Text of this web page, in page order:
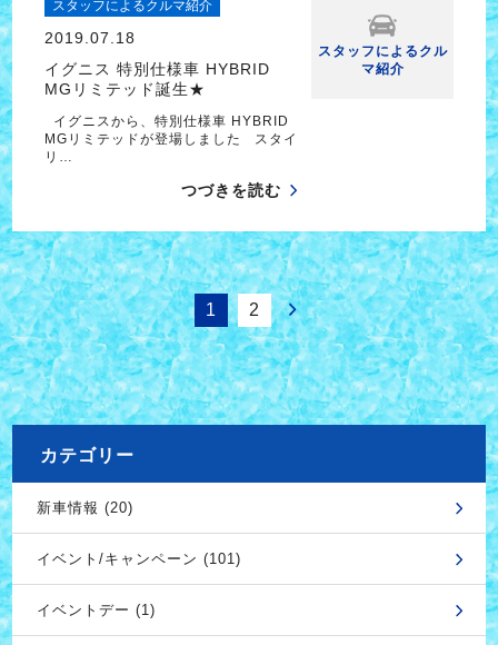
スタッフによるクルマ紹介
2019.07.18
イグニス 特別仕様車 HYBRID
MGリミテッド誕生★
イグニスから、特別仕様車 HYBRID
MGリミテッドが登場しました スタイ
リ…
つづきを読む
スタッフによるクル
マ紹介
1 2
カテゴリー
新車情報 (20)
イベント/キャンペーン (101)
イベントデー (1)